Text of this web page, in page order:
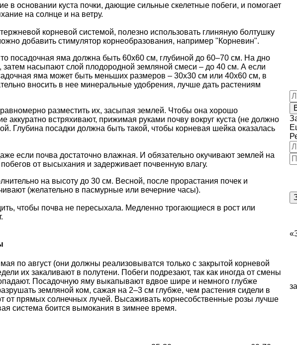
в основании куста почки, дающие сильные скелетные побеги, и помогает
на солнце и на ветру.
корневой системой, полезно использовать глиняную болтушку
добавить стимулятор корнеобразования, например "Корневин".
то посадочная яма должна быть 60х60 см, глубиной до 60–70 см. На дно
затем насыпают слой плодородной земляной смеси – до 40 см. А если
яма может быть меньших размеров – 30х30 см или 40х60 см, в
вносить в нее минеральные удобрения, лучше дать растениям
разместить их, засыпая землей. Чтобы она хорошо
аккуратно встряхивают, прижимая руками почву вокруг куста (не должно
Глубина посадки должна быть такой, чтобы корневая шейка оказалась
если почва достаточно влажная. И обязательно окучивают землей на
от высыхания и задерживает почвенную влагу.
на высоту до 30 см. Весной, после прорастания почек и
(желательно в пасмурные или вечерние часы).
чтобы почва не пересыхала. Медленно трогающиеся в рост или
по август (они должны реализовыватся только с закрытой корневой
их закаливают в полутени. Побеги подрезают, так как иногда от смены
Посадочную яму выкапывают вдвое шире и немного глубже
земляной ком, сажая на 2–3 см глубже, чем растения сидели в
от прямых солнечных лучей. Высаживать корнесобственные розы лучше
система боится вымокания в зимнее время.